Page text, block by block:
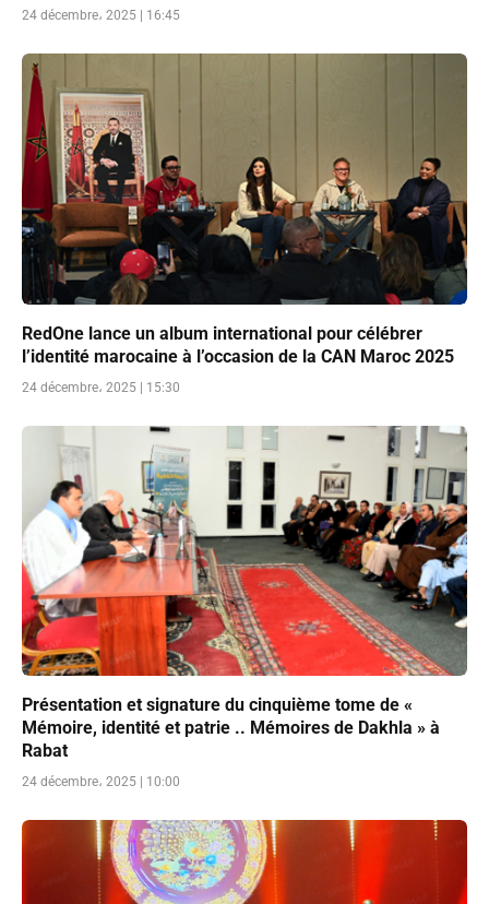
24 décembre، 2025 | 16:45
RedOne lance un album international pour célébrer
l’identité marocaine à l’occasion de la CAN Maroc 2025
24 décembre، 2025 | 15:30
Présentation et signature du cinquième tome de «
Mémoire, identité et patrie .. Mémoires de Dakhla » à
Rabat
24 décembre، 2025 | 10:00